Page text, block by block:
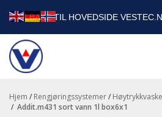
TILBAKE TIL HOVEDSIDE
HANDLEVOGN
BEDRIFTSKUNDER
Hjem / Rengjøringssystemer/
/
addit.m431 sort vann 1l box6x1